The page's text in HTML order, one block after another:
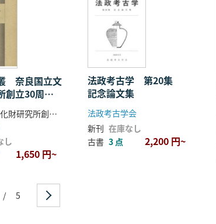
辞
御祝
祝して
辞
奈良国立文
創立30周年
奈良国立文化財研究所創立30周年記念論文集刊行会 編
し
1,650 円~
法政考古学 第20集
記念論文集
法政考古学会
新刊 在庫なし
古書 3 点 2,200 円~
/ 5